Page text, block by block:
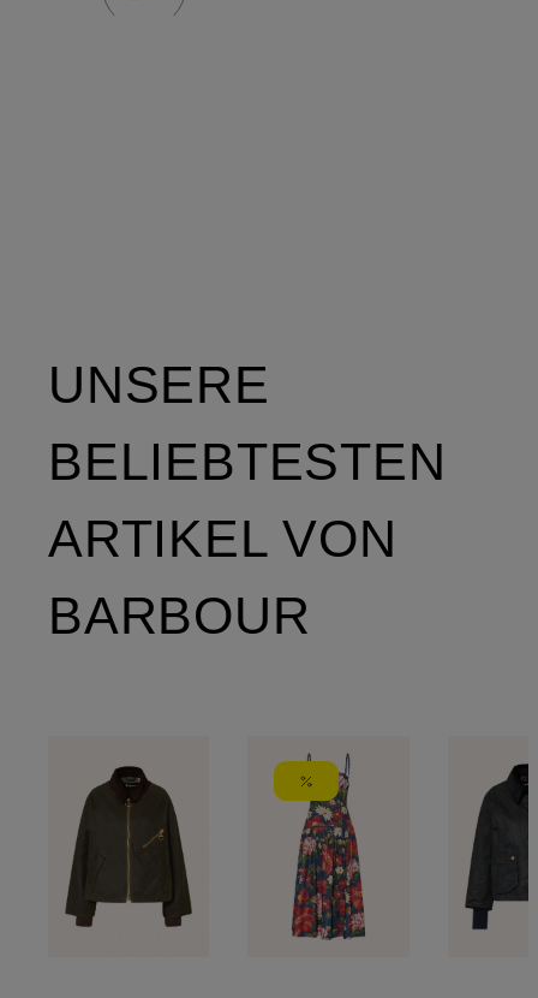
UNSERE
BELIEBTESTEN
ARTIKEL VON
BARBOUR